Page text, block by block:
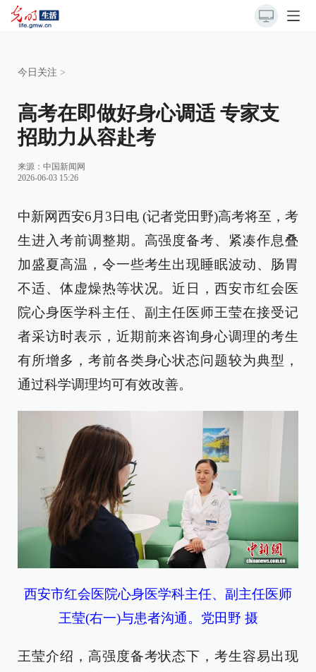
今日关注 >
高考在即做好身心调适 专家支
招助力从容赴考
来源： 中国新闻网
2026-06-03 15:26
中新网西安6月3日电 (记者党田野)高考将至，考
生进入考前调整期。高强度备考、紧凑作息叠
加盛夏高温，令一些考生出现睡眠波动、肠胃
不适、体虚燥热等状况。近日，西安市红会医
院心身医学科主任、副主任医师王莹在接受记
者采访时表示，近期前来咨询身心调理的考生
有所增多，考前各类身心状态问题较为典型，
通过科学调理均可有效改善。
西安市红会医院心身医学科主任、副主任医师
王莹(右一)与患者沟通。党田野 摄
王莹介绍，高强度备考状态下，考生容易出现